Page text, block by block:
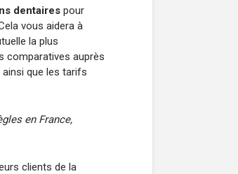
dentaires pour
vous aidera à
la plus
comparatives auprès
que les tarifs
en France,
clients de la